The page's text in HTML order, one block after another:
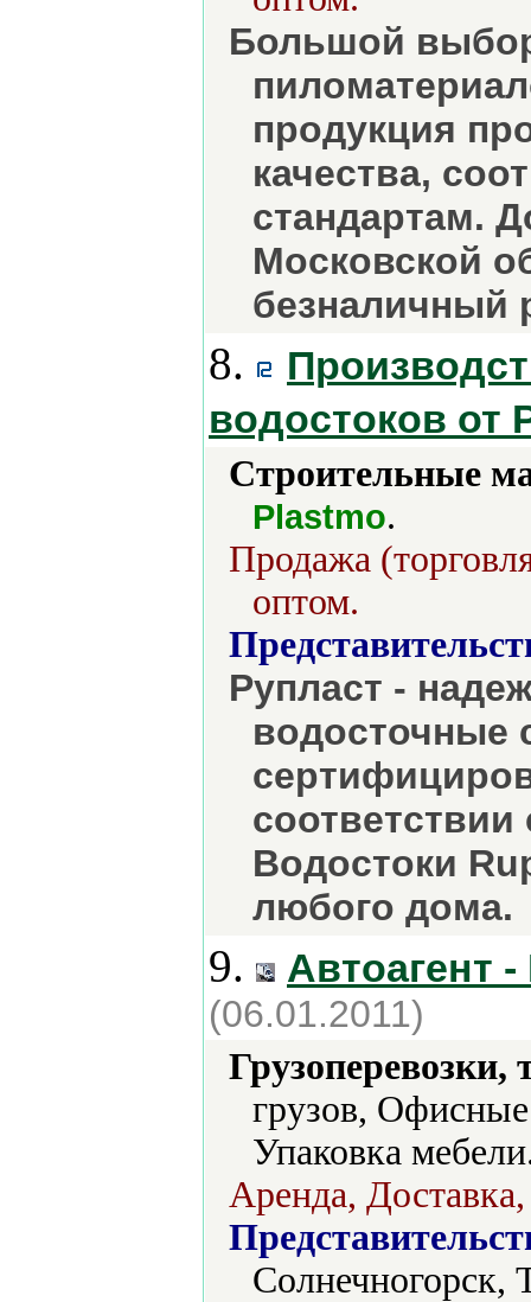
Большой
продукция
качества,
стандартам.
Московской
безналичный
8.
водостоков от
Строительные
Plastmo.
Продажа
оптом.
Рупласт -
водосточные
Водостоки
любого дома.
9. Автоагент
(06.01.2011)
грузов,
Упаковка
Аренда,
Солнечногорск,